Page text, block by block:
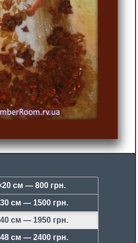
см — 800 грн.
см — 1500 грн.
см — 1950 грн.
см — 2400 грн.